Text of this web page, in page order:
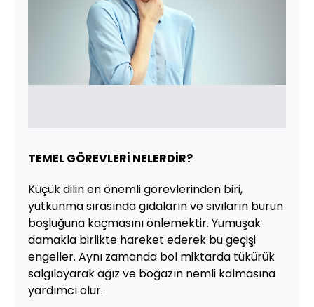
TEMEL GÖREVLERİ NELERDİR?
Küçük dilin en önemli görevlerinden biri,
yutkunma sırasında gıdaların ve sıvıların burun
boşluğuna kaçmasını önlemektir. Yumuşak
damakla birlikte hareket ederek bu geçişi
engeller. Aynı zamanda bol miktarda tükürük
salgılayarak ağız ve boğazın nemli kalmasına
yardımcı olur.